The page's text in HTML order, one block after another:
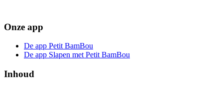
Onze app
De app Petit BamBou
De app Slapen met Petit BamBou
Inhoud